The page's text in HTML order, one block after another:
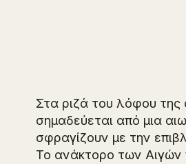
Στα ριζά του λόφου
σημαδεύεται από μια
σφραγίζουν με την
Το ανάκτορο των Αιγών